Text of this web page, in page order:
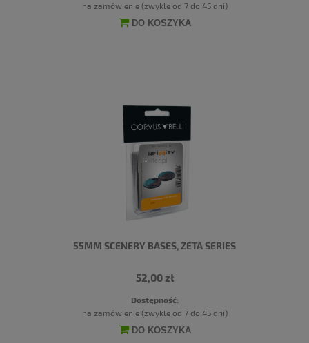
na zamówienie (zwykle od 7 do 45 dni)
DO KOSZYKA
55MM SCENERY BASES, ZETA SERIES
52,00 zł
Dostępność:
na zamówienie (zwykle od 7 do 45 dni)
DO KOSZYKA